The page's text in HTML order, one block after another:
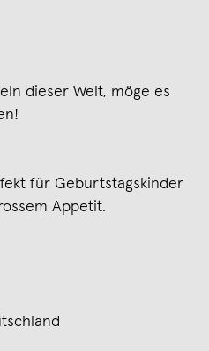
dieser Welt, möge es
für Geburtstagskinder
Appetit.